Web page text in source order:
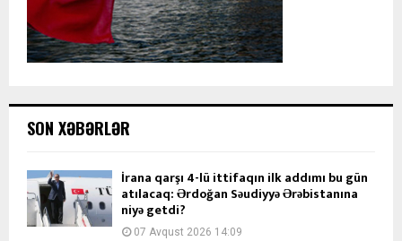
SON XƏBƏRLƏR
İrana qarşı 4-lü ittifaqın ilk addımı bu gün
atılacaq: Ərdoğan Səudiyyə Ərəbistanına
niyə getdi?
07 Avqust 2026 14:09